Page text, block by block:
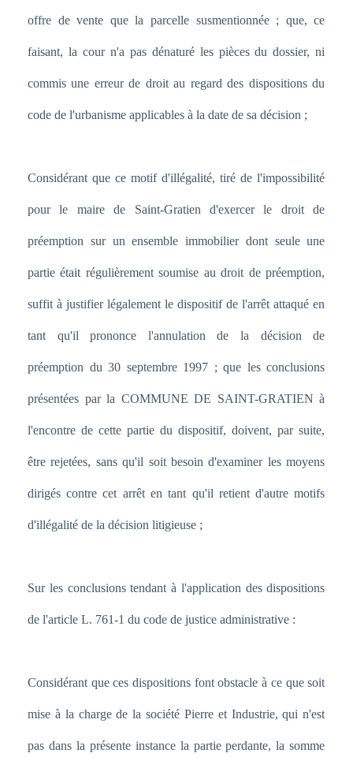
offre de vente que la parcelle susmentionnée ; que, ce
faisant, la cour n'a pas dénaturé les pièces du dossier, ni
commis une erreur de droit au regard des dispositions du
code de l'urbanisme applicables à la date de sa décision ;
Considérant que ce motif d'illégalité, tiré de l'impossibilité
pour le maire de Saint-Gratien d'exercer le droit de
préemption sur un ensemble immobilier dont seule une
partie était régulièrement soumise au droit de préemption,
suffit à justifier légalement le dispositif de l'arrêt attaqué en
tant qu'il prononce l'annulation de la décision de
préemption du 30 septembre 1997 ; que les conclusions
présentées par la COMMUNE DE SAINT-GRATIEN à
l'encontre de cette partie du dispositif, doivent, par suite,
être rejetées, sans qu'il soit besoin d'examiner les moyens
dirigés contre cet arrêt en tant qu'il retient d'autre motifs
d'illégalité de la décision litigieuse ;
Sur les conclusions tendant à l'application des dispositions
de l'article L. 761-1 du code de justice administrative :
Considérant que ces dispositions font obstacle à ce que soit
mise à la charge de la société Pierre et Industrie, qui n'est
pas dans la présente instance la partie perdante, la somme